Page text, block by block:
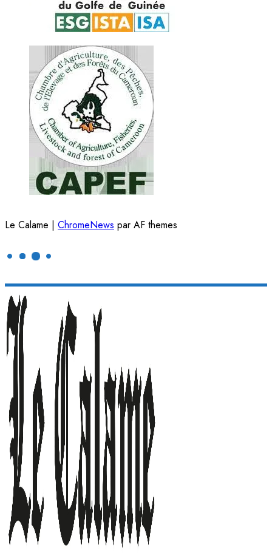
Le Calame | ChromeNews par AF themes